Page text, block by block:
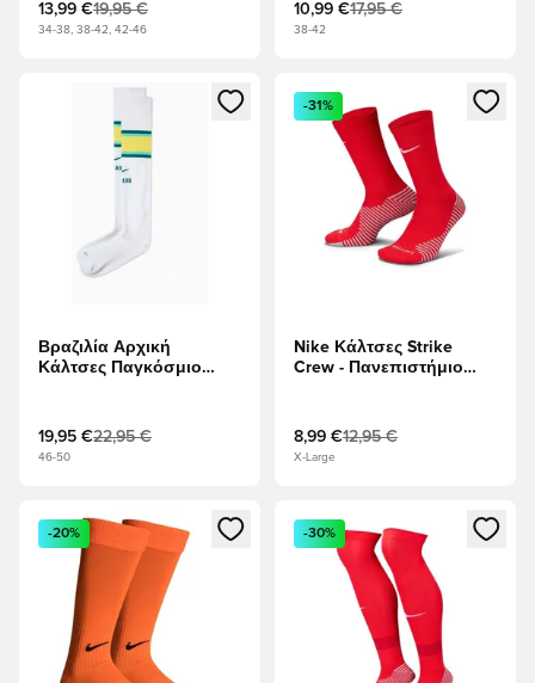
13,99 €19,95 €
34-38, 38-42, 42-46
10,99 €17,95 €
38-42
Ανοίγει ένα Modal για να συνδεθείτε ή να εγγραφείτε ως
Βραζιλία Αρχική
Κάλτσες Παγκόσμιο
19,95 €22,95 €
46-50
Ανοίγει ένα Modal για να
-31%
Nike Κάλτσες Strike
Crew - Πανεπιστήμιο
8,99 €12,95 €
X-Large
Ανοίγει ένα Modal για να συνδεθείτε ή να εγγραφείτε ως
-20%
Ανοίγει ένα Modal για να
-30%